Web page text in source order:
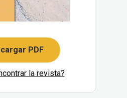
PDF
la revista?